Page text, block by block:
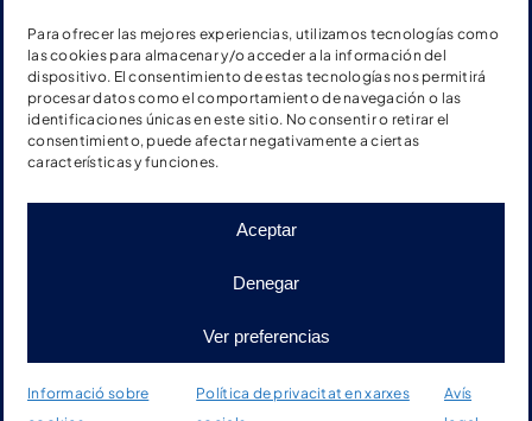
Para ofrecer las mejores experiencias, utilizamos tecnologías como
las cookies para almacenar y/o acceder a la información del
dispositivo. El consentimiento de estas tecnologías nos permitirá
procesar datos como el comportamiento de navegación o las
identificaciones únicas en este sitio. No consentir o retirar el
consentimiento, puede afectar negativamente a ciertas
características y funciones.
Aceptar
Denegar
Ver preferencias
Informació sobre
Política de privacitat en xarxes
Avís
© Fundación Adimir |
Política de privacitat en xarxes socials
web: qualitystudio